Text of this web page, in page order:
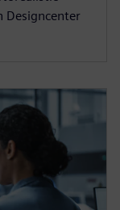
Designcenter